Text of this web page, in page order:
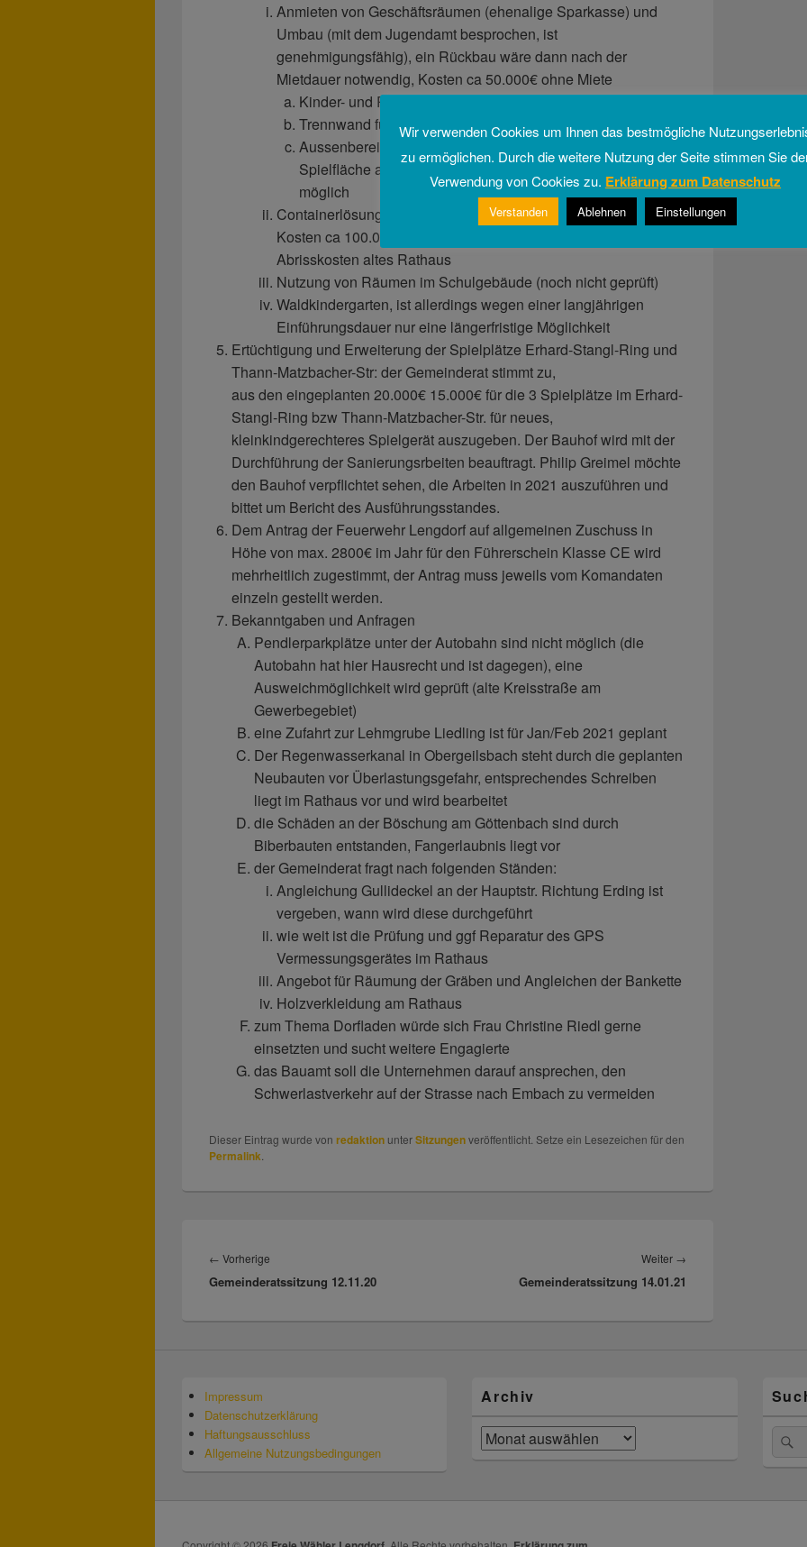
Anmieten von Geschäftsräumen (ehenalige Sparkasse) und
Umbau (mit dem Jugendamt besprochen, ist
genehmigungsfähig), ein Rückbau wäre dann nach der
Mietdauer notwendig, Kosten ca 50.000€ ohne Miete
Kinder- und Personaltoiletten
Trennwand für Garderobe
Aussenbereich: Zaun, Rasenanlage, Spielgeräte;
Spielfläche auf der gegenüberliegenden Strassenseite wäre
möglich
Containerlösung anstelle oder in der Nähe des alten Rathauses,
Kosten ca 100.000€ für 2 Jahre mit Auf- und Abbau ohne
Abrisskosten altes Rathaus
Nutzung von Räumen im Schulgebäude (noch nicht geprüft)
Waldkindergarten, ist allerdings wegen einer langjährigen
Einführungsdauer nur eine längerfristige Möglichkeit
Ertüchtigung und Erweiterung der Spielplätze Erhard-Stangl-Ring und
Thann-Matzbacher-Str: der Gemeinderat stimmt zu,
aus den eingeplanten 20.000€ 15.000€ für die 3 Spielplätze im Erhard-
Stangl-Ring bzw Thann-Matzbacher-Str. für neues,
kleinkindgerechteres Spielgerät auszugeben. Der Bauhof wird mit der
Durchführung der Sanierungsrbeiten beauftragt. Philip Greimel möchte
den Bauhof verpflichtet sehen, die Arbeiten in 2021 auszuführen und
bittet um Bericht des Ausführungsstandes.
Dem Antrag der Feuerwehr Lengdorf auf allgemeinen Zuschuss in
Höhe von max. 2800€ im Jahr für den Führerschein Klasse CE wird
mehrheitlich zugestimmt, der Antrag muss jeweils vom Komandaten
einzeln gestellt werden.
Bekanntgaben und Anfragen
Pendlerparkplätze unter der Autobahn sind nicht möglich (die
Autobahn hat hier Hausrecht und ist dagegen), eine
Ausweichmöglichkeit wird geprüft (alte Kreisstraße am
Gewerbegebiet)
eine Zufahrt zur Lehmgrube Liedling ist für Jan/Feb 2021 geplant
Der Regenwasserkanal in Obergeilsbach steht durch die geplanten
Neubauten vor Überlastungsgefahr, entsprechendes Schreiben
liegt im Rathaus vor und wird bearbeitet
die Schäden an der Böschung am Göttenbach sind durch
Biberbauten entstanden, Fangerlaubnis liegt vor
der Gemeinderat fragt nach folgenden Ständen:
Angleichung Gullideckel an der Hauptstr. Richtung Erding ist
vergeben, wann wird diese durchgeführt
wie weit ist die Prüfung und ggf Reparatur des GPS
Vermessungsgerätes im Rathaus
Angebot für Räumung der Gräben und Angleichen der Bankette
Holzverkleidung am Rathaus
zum Thema Dorfladen würde sich Frau Christine Riedl gerne
einsetzten und sucht weitere Engagierte
das Bauamt soll die Unternehmen darauf ansprechen, den
Schwerlastverkehr auf der Strasse nach Embach zu vermeiden
Dieser Eintrag wurde von redaktion unterSitzungenveröffentlicht. Setze ein Lesezeichen für den
Permalink
← Vorherige
Beitrag:
Gemeinderatssitzung 12.11.20
Weiter →
Gemeinderatssitzung 14.01.21
Impressum
Datenschutzerklärung
Haftungsausschluss
Allgemeine Nutzungsbedingungen
Archiv
Archiv
nach:
Wir verwenden Cookies um Ihnen das bestmögliche
zu ermöglichen. Durch die weitere Nutzung der Seite stimmen Sie
Verwendung von Cookies zu. Erklärung zum Datenschutz
Verstanden Ablehnen Einstellungen